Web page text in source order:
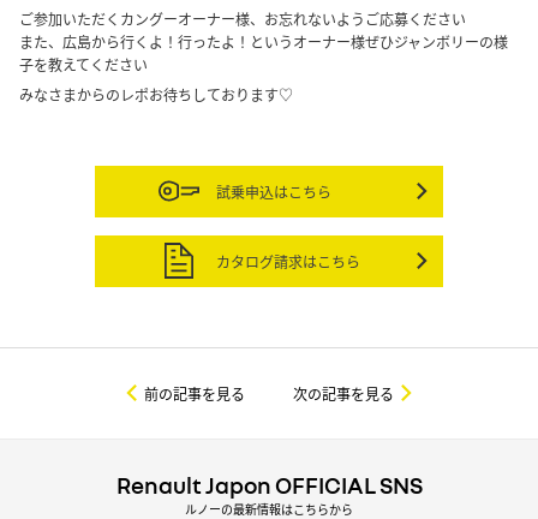
ご参加いただくカングーオーナー様、お忘れないようご応募ください
また、広島から行くよ！行ったよ！というオーナー様ぜひジャンボリーの様
子を教えてください
みなさまからのレポお待ちしております♡
試乗申込はこちら
カタログ請求はこちら
前の記事を見る 次の記事を見る
Renault Japon OFFICIAL SNS
ルノーの最新情報はこちらから